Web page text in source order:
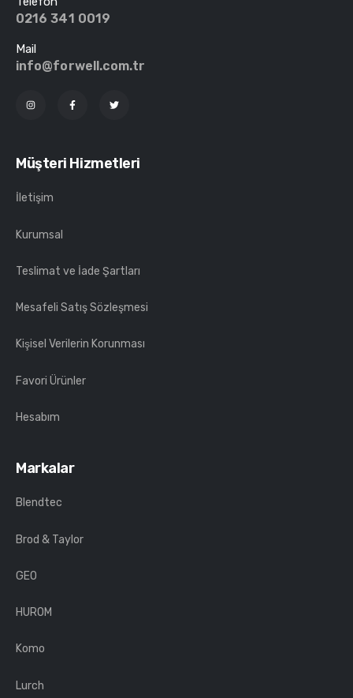
0216 341 0019
Mail
info@forwell.com.tr
Müşteri Hizmetleri
İletişim
Kurumsal
Teslimat ve İade Şartları
Mesafeli Satış Sözleşmesi
Kişisel Verilerin Korunması
Favori Ürünler
Hesabım
Markalar
Blendtec
Brod & Taylor
GEO
HUROM
Komo
Lurch